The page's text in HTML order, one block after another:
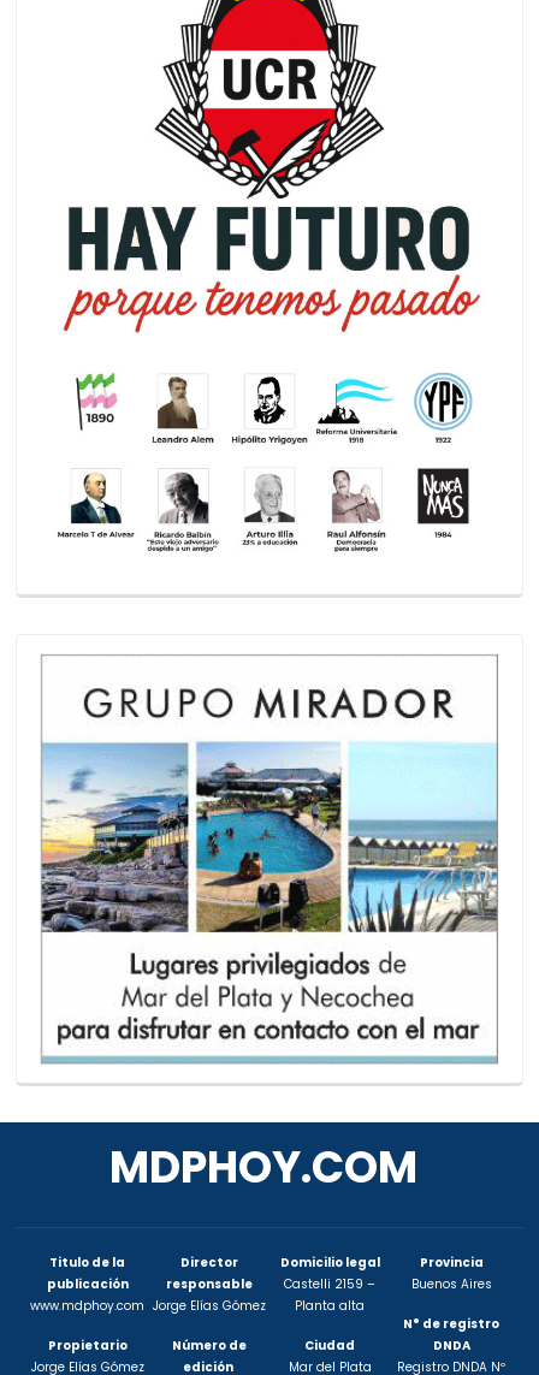
MDPHOY.COM
Titulo de la
publicación
www.mdphoy.com
Propietario
Jorge Elías Gómez
Director
responsable
Jorge Elías Gómez
Número de
edición
Domicilio legal
Castelli 2159 –
Planta alta
Ciudad
Mar del Plata
Provincia
Buenos Aires
N° de registro
DNDA
Registro DNDA Nº